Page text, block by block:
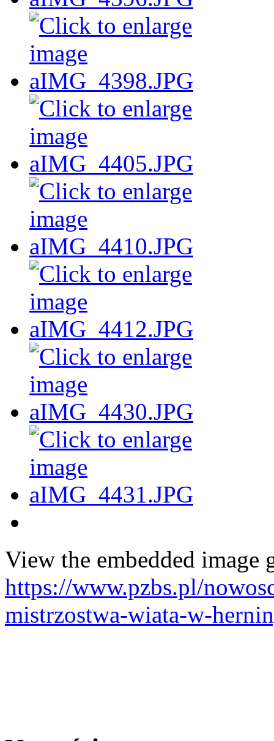
View the embedded image
https://www.pzbs.pl/
mistrzostwa-wiata-w-